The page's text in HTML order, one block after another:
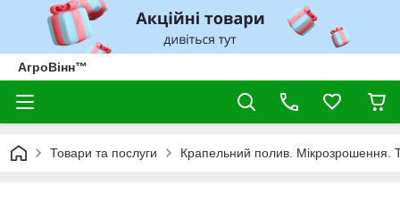
АгроВінн™
Товари та послуги Крапельний полив. Мікрозрошення.